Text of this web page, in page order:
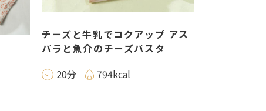
チーズと牛乳でコクアップ アス
パラと魚介のチーズパスタ
20分
794kcal